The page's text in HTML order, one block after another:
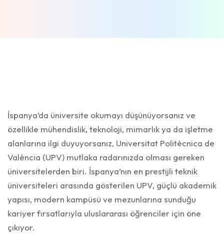
İspanya’da üniversite okumayı düşünüyorsanız ve
özellikle mühendislik, teknoloji, mimarlık ya da işletme
alanlarına ilgi duyuyorsanız, Universitat Politècnica de
València (UPV) mutlaka radarınızda olması gereken
üniversitelerden biri. İspanya’nın en prestijli teknik
üniversiteleri arasında gösterilen UPV, güçlü akademik
yapısı, modern kampüsü ve mezunlarına sunduğu
kariyer fırsatlarıyla uluslararası öğrenciler için öne
çıkıyor.